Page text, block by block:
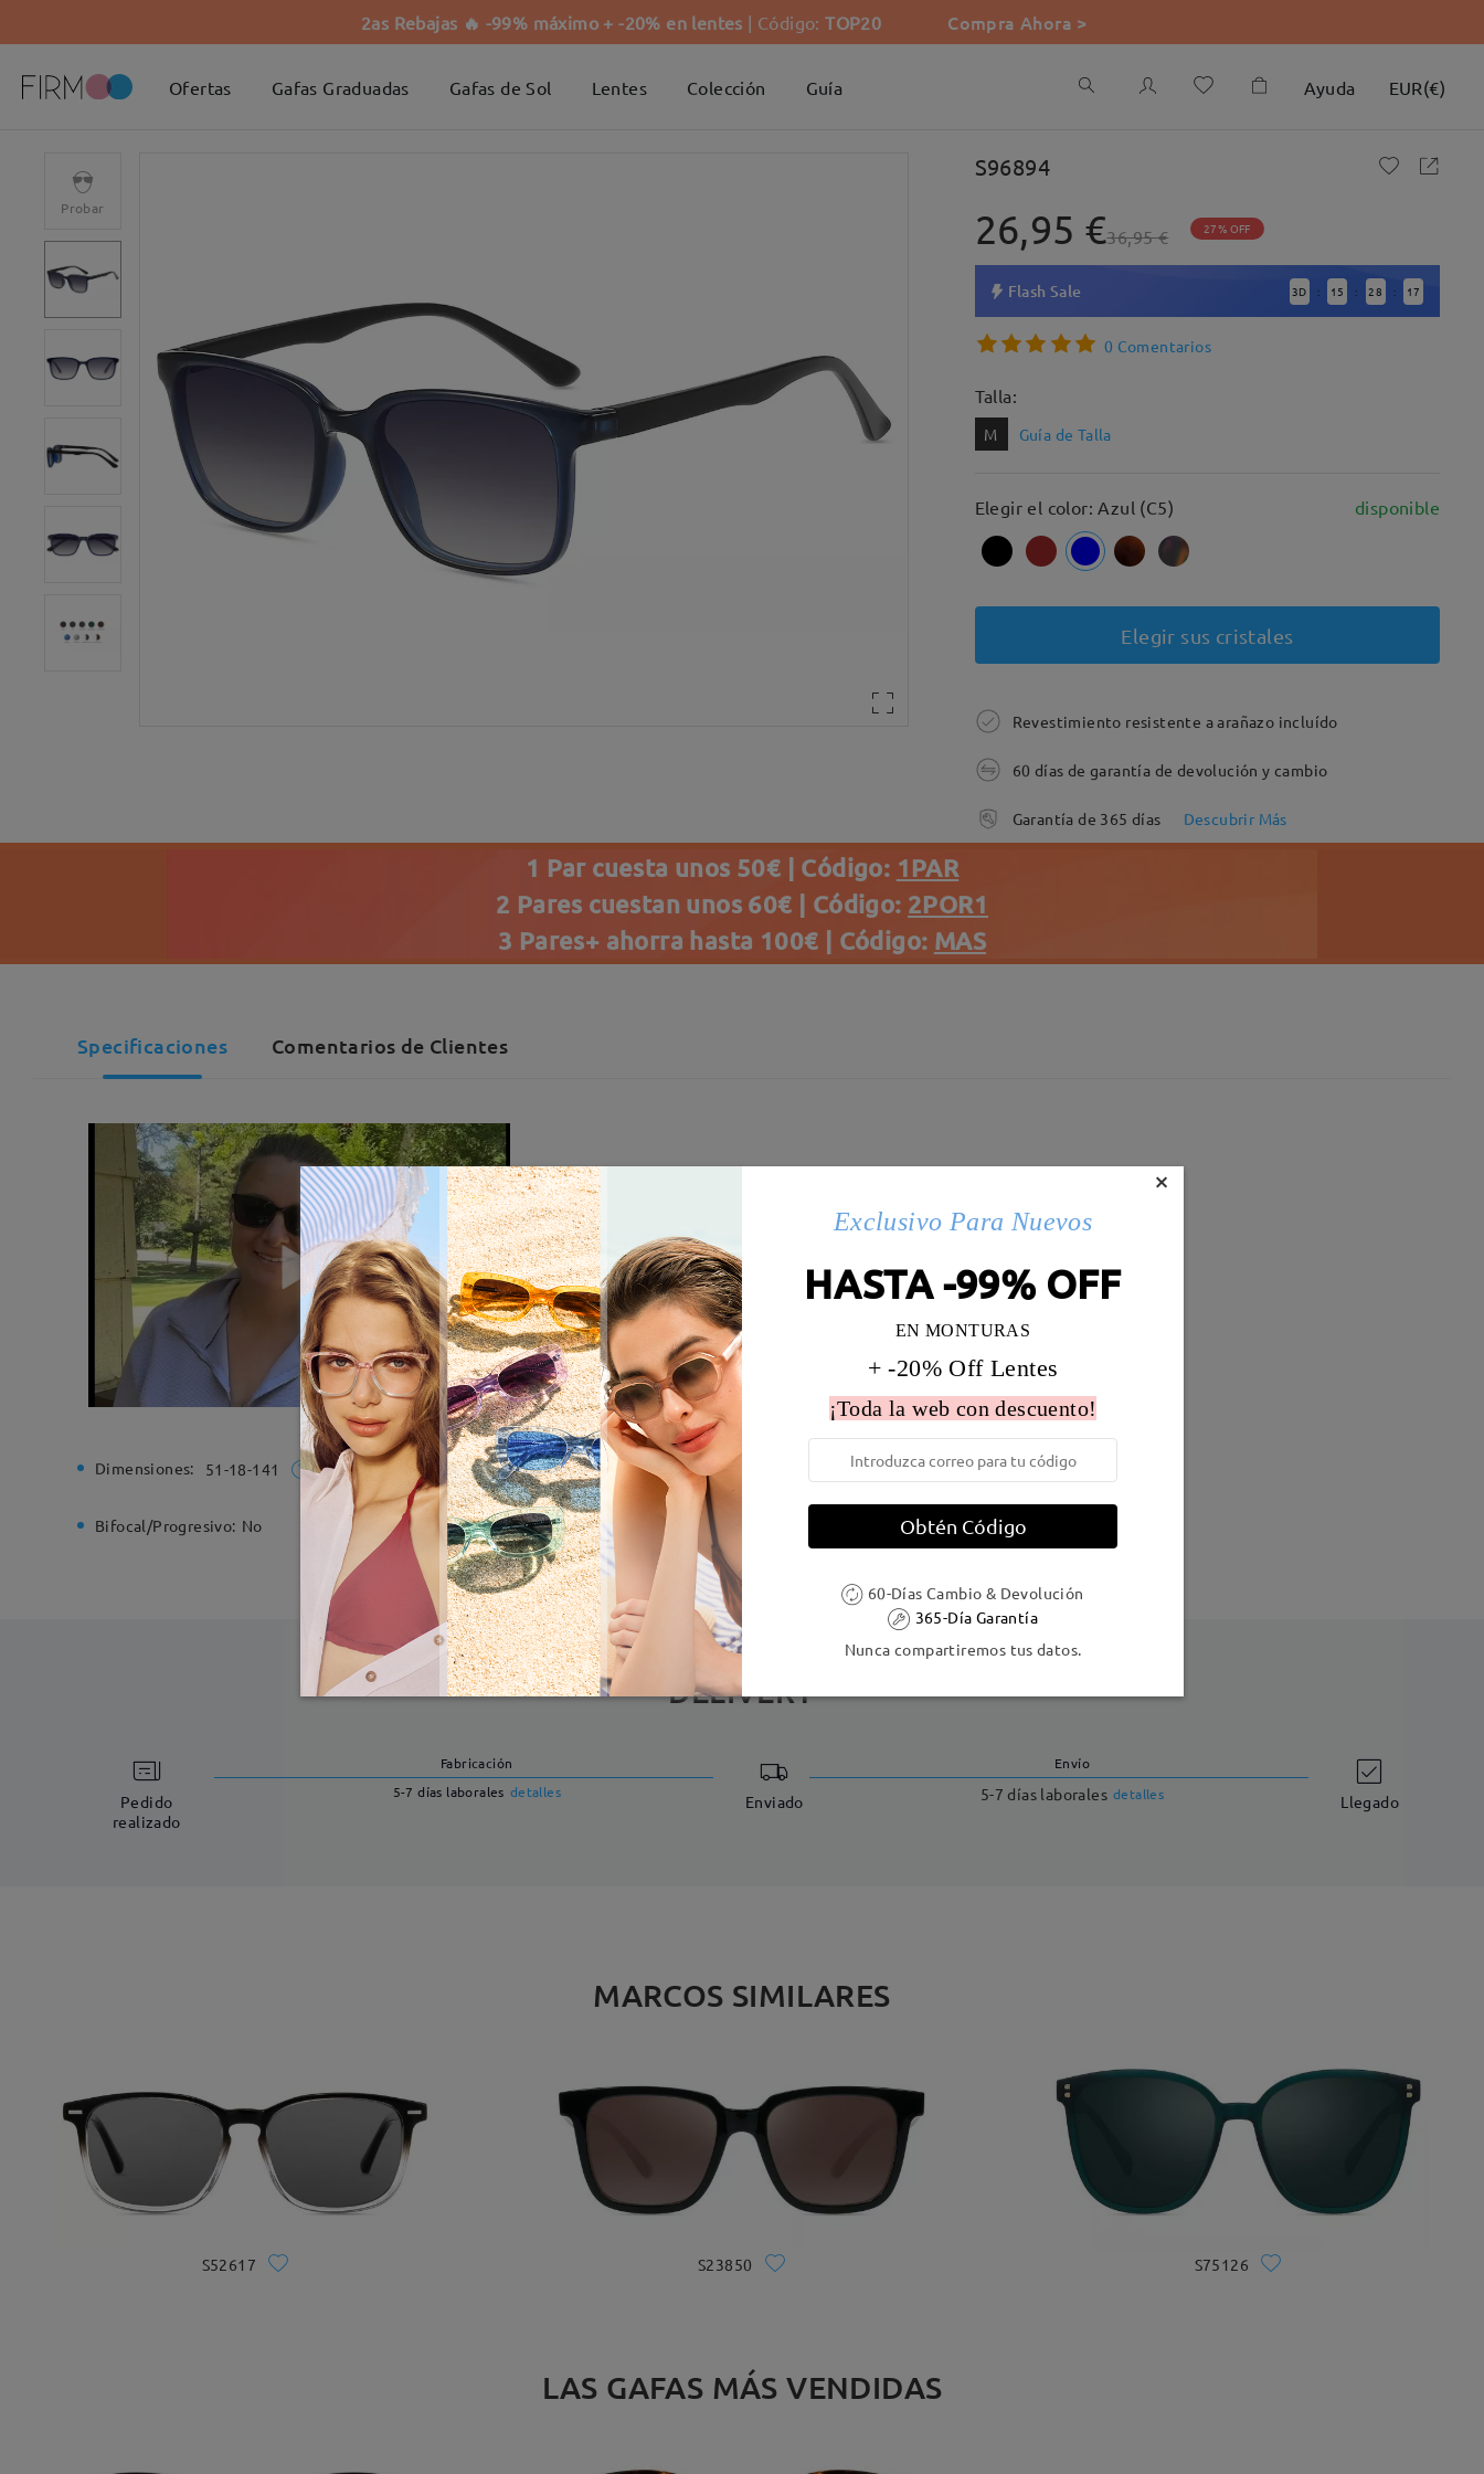
2as Rebajas 🔥 -99% máximo + -20% en lentes | Código:TOP20 Compra Ahora >
Ofertas Gafas Graduadas Gafas de Sol Lentes Colección Guía Ayuda EUR(€)
Probar
S96894
26,95 €36,95 € 27% OFF
Flash Sale 3D : 15 : 28 : 16
0 Comentarios
Talla:
M Guía de Talla
Elegir el color: Azul (C5) disponible
Elegir sus cristales
Revestimiento resistente a arañazo incluído
60 días de garantía de devolución y cambio
Garantía de 365 días Descubrir Más
1 Par cuesta unos 50€ | Código: 1PAR
2 Pares cuestan unos 60€ | Código: 2POR1
3 Pares+ ahorra hasta 100€ | Código: MAS
Specificaciones Comentarios de Clientes
Dimensiones: 51-18-141 Ancho de la montura: 130 mm Medio) Diametro de lentes: 52 mm
Bifocal/Progresivo: No Bisagra de resorte: No Material de la montura: Tr
DELIVERY
Pedido
realizado
Fabricación
5-7 días laborales detalles Enviado
Envío
5-7 días laborales detalles Llegado
MARCOS SIMILARES
S52617 S23850 S75126
LAS GAFAS MÁS VENDIDAS
×
Exclusivo Para Nuevos
HASTA -99% OFF
EN MONTURAS
+ -20% Off Lentes
¡Toda la web con descuento!
Obtén Código
60-Días Cambio & Devolución
365-Día Garantía
Nunca compartiremos tus datos.